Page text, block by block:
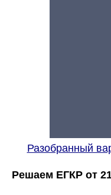
Разобранный
Решаем ЕГКР от